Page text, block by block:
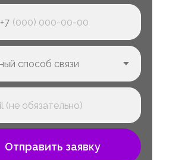
+7
Отправить заявку